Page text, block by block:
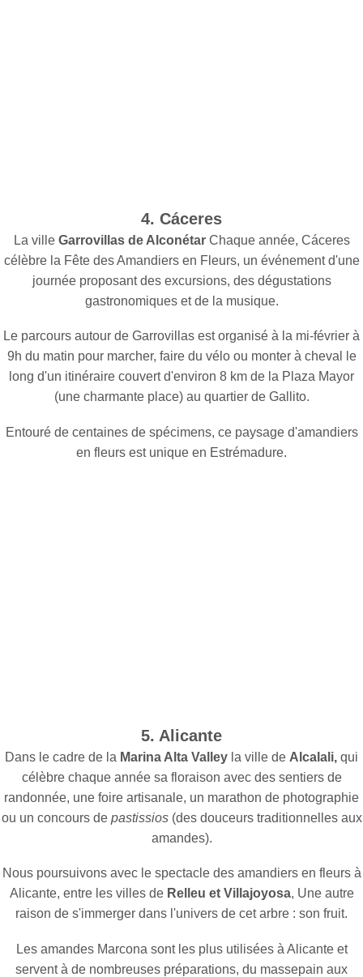
4. Cáceres
La ville Garrovillas de AlconétarChaque année, Cáceres
célèbre la Fête des Amandiers en Fleurs, un événement d'une
journée proposant des excursions, des dégustations
gastronomiques et de la musique.
Le parcours autour de Garrovillas est organisé à la mi-février à
9h du matin pour marcher, faire du vélo ou monter à cheval le
long d'un itinéraire couvert d'environ 8 km de la Plaza Mayor
(une charmante place) au quartier de Gallito.
Entouré de centaines de spécimens, ce paysage d'amandiers
en fleurs est unique en Estrémadure.
5. Alicante
Dans le cadre de la Marina Alta Valley la ville de Alcalali, qui
célèbre chaque année sa floraison avec des sentiers de
randonnée, une foire artisanale, un marathon de photographie
ou un concours de pastissios (des douceurs traditionnelles aux
amandes).
Nous poursuivons avec le spectacle des amandiers en fleurs à
Alicante, entre les villes de Relleu et Villajoyosa, Une autre
raison de s'immerger dans l'univers de cet arbre : son fruit.
Les amandes Marcona sont les plus utilisées à Alicante et
servent à de nombreuses préparations, du massepain aux